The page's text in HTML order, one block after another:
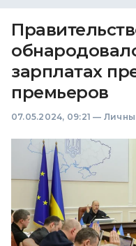
зарплатах
премьеров
07.05.2024, 09:21 —